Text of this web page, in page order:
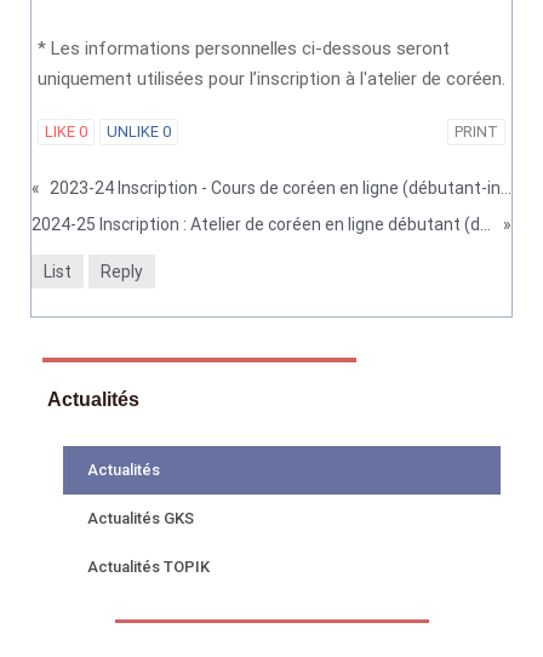
* Les informations personnelles ci-dessous seront
uniquement utilisées pour l’inscription à l'atelier de coréen.
LIKE 0 UNLIKE 0 PRINT
«
»
List Reply
Actualités
Actualités
Actualités GKS
Actualités TOPIK